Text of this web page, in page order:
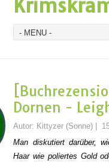
Dornen -
Autor: Kittyzer (Sonne)
Man diskutiert darüber,
Haar wie poliertes Gold